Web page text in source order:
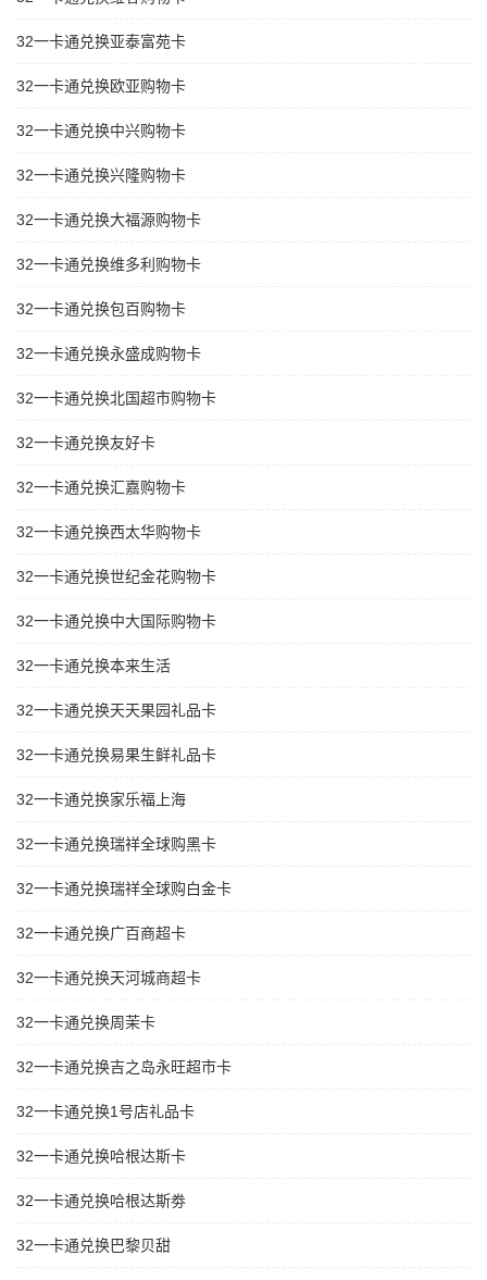
32一卡通兑换亚泰富苑卡
32一卡通兑换欧亚购物卡
32一卡通兑换中兴购物卡
32一卡通兑换兴隆购物卡
32一卡通兑换大福源购物卡
32一卡通兑换维多利购物卡
32一卡通兑换包百购物卡
32一卡通兑换永盛成购物卡
32一卡通兑换北国超市购物卡
32一卡通兑换友好卡
32一卡通兑换汇嘉购物卡
32一卡通兑换西太华购物卡
32一卡通兑换世纪金花购物卡
32一卡通兑换中大国际购物卡
32一卡通兑换本来生活
32一卡通兑换天天果园礼品卡
32一卡通兑换易果生鲜礼品卡
32一卡通兑换家乐福上海
32一卡通兑换瑞祥全球购黑卡
32一卡通兑换瑞祥全球购白金卡
32一卡通兑换广百商超卡
32一卡通兑换天河城商超卡
32一卡通兑换周茉卡
32一卡通兑换吉之岛永旺超市卡
32一卡通兑换1号店礼品卡
32一卡通兑换哈根达斯卡
32一卡通兑换哈根达斯劵
32一卡通兑换巴黎贝甜